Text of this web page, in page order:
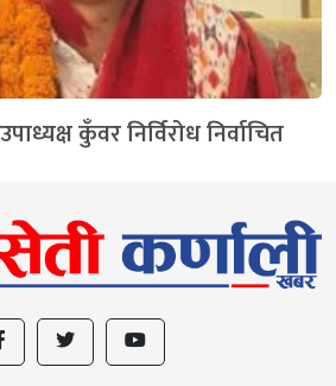
कुँवर निर्विरोध निर्वाचित